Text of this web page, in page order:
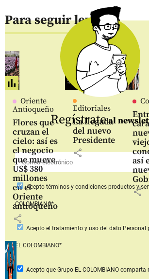
Para seguir leyendo
Oriente
Antioqueño
Flores que
cruzan el
cielo: así es
el negocio
que mueve
US$ 380
millones
en el
Oriente
antioqueño
share
Editoriales
La llegada
del nuevo
Presidente
share
así
share
Regístrateal
Aceptotérminos y condiciones productos y
COLOMBIANO*
Acepto el tratamiento y uso del dato Personal
EL COLOMBIANO*
Acepto que Grupo EL COLOMBIANOcomparta